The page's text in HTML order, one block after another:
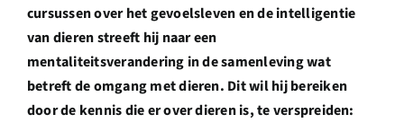
cursussen over het gevoelsleven en de intelligentie
van dieren streeft hij naar een
mentaliteitsverandering in de samenleving wat
betreft de omgang met dieren. Dit wil hij bereiken
door de kennis die er over dieren is, te verspreiden: